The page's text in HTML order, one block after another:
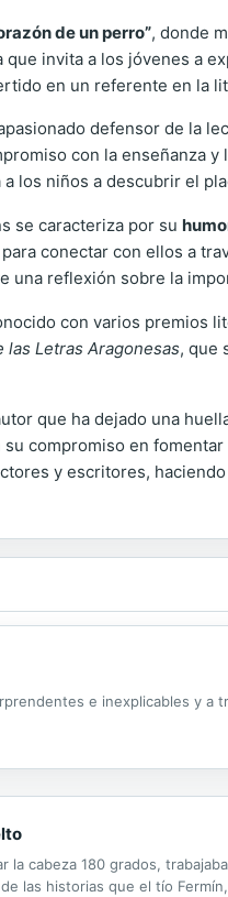
de un perro”, donde
que invita a los jóvenes a
en un referente en la
defensor de la
con la enseñanza
los niños a descubrir el
se caracteriza por su
conectar con ellos a
una reflexión sobre la
con varios premios
Letras Aragonesas, que
que ha dejado una
compromiso en
y escritores,
e inexplicables y
la cabeza 180 grados,
las historias que el tío